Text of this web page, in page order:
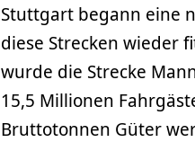
Stuttgart begann eine
diese Strecken wieder
wurde die Strecke
15,5 Millionen
Bruttotonnen Güter